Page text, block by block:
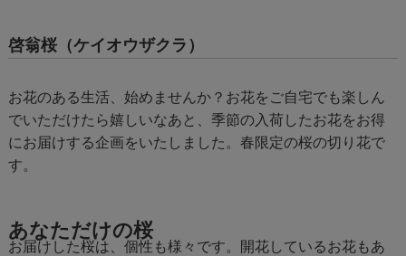
啓翁桜（ケイオウザクラ）
お花のある生活、始めませんか？お花をご自宅でも楽しん
でいただけたら嬉しいなあと、季節の入荷したお花をお得
にお届けする企画をいたしました。春限定の桜の切り花で
す。
あなただけの桜
お届けした桜は、個性も様々です。開花しているお花もあ